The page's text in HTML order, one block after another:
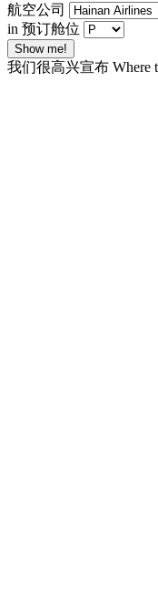
航空公司
in 预订舱位
Show me!
我们很高兴宣布 Where